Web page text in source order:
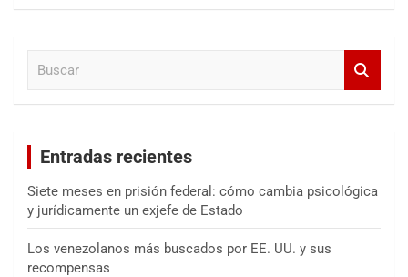
Entradas recientes
Siete meses en prisión federal: cómo cambia psicológica
y jurídicamente un exjefe de Estado
Los venezolanos más buscados por EE. UU. y sus
recompensas